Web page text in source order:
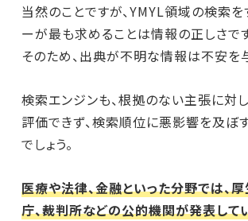
当然のことですが、YMYL領域の検索を
ーが最も求めることは情報の正しさです
そのため、出典が不明な情報は不安を
検索エンジンも、根拠のない主張に対
評価できず、検索順位に悪影響を及ぼ
でしょう。
医療や法律、金融といった分野では、
庁、裁判所などの公的機関が発表して